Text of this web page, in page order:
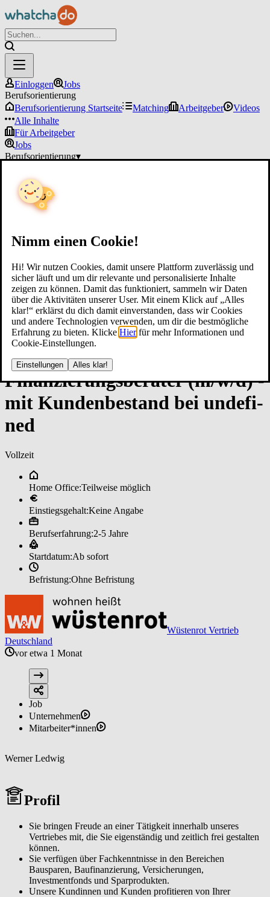
Nimm einen Cookie!
Hi! Wir nutzen Cookies, damit unsere Plattform zuverlässig und
sicher läuft und um dir relevante und personalisierte Inhalte
zeigen zu können. Damit das funktioniert, sammeln wir Daten
über die Aktivitäten unserer User. Mit einem Klick auf „Alles
klar!“ erklärst du dich damit einverstanden, dass wir Cookies
und andere Technologien verwenden, um dir die bestmögliche
Erfahrung zu bieten. Klicke Hier für mehr Informationen und
Cookie-Einstellungen.
Einstellungen Alles klar!
Einloggen
Jobs
Berufsorientierung
Berufsorientierung Startseite
Matching Arbeitgeber
Videos
Alle Inhalte
Für Arbeitgeber
Jobs
Berufsorientierung▾
Fi­nan­zie­rungs­be­ra­ter (m/w/d) ­
mit Kun­den­be­stan­d bei un­de­fi­
ned
Vollzeit
Home Office:Teilweise möglich
Einstiegsgehalt:Keine Angabe
Berufserfahrung:2-5 Jahre
Startdatum:Ab sofort
Befristung:Ohne Befristung
Wüstenrot Vertrieb
Deutschland
vor etwa 1 Monat
Job
Unternehmen
Mitarbeiter*innen
Werner Ledwig
Profil
Sie bringen Freude an einer Tätigkeit innerhalb unseres
Vertriebes mit, die Sie eigenständig und zeitlich frei gestalten
können.
Sie verfügen über Fachkenntnisse in den Bereichen
Bausparen, Baufinanzierung, Versicherungen,
Investmentfonds und Sparprodukten.
Unsere Kundinnen und Kunden profitieren von Ihrer